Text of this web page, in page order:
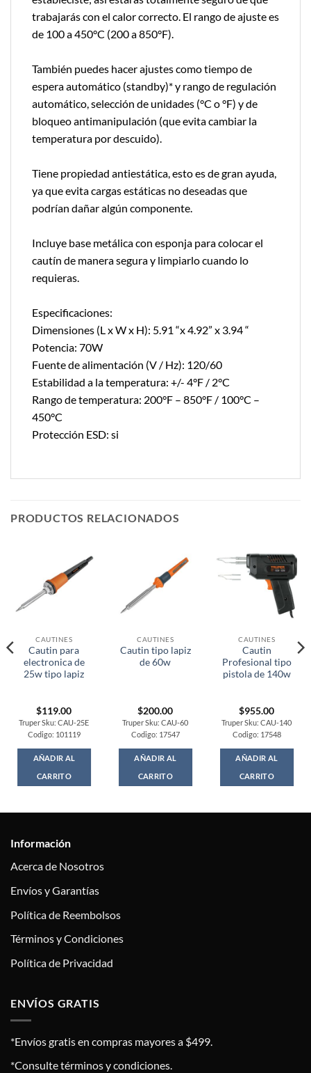
trabajarás con el calor correcto. El rango de ajuste es
de 100 a 450°C (200 a 850°F).
También puedes hacer ajustes como tiempo de
espera automático (standby)* y rango de regulación
automático, selección de unidades (°C o °F) y de
bloqueo antimanipulación (que evita cambiar la
temperatura por descuido).
Tiene propiedad antiestática, esto es de gran ayuda,
ya que evita cargas estáticas no deseadas que
podrían dañar algún componente.
Incluye base metálica con esponja para colocar el
cautín de manera segura y limpiarlo cuando lo
requieras.
Especificaciones:
Dimensiones (L x W x H): 5.91 “x 4.92” x 3.94 “
Potencia: 70W
Fuente de alimentación (V / Hz): 120/60
Estabilidad a la temperatura: +/- 4°F / 2°C
Rango de temperatura: 200°F – 850°F / 100°C –
450°C
Protección ESD: si
PRODUCTOS RELACIONADOS
CAUTINES
Cautin para
electronica de
25w tipo lapiz
$119.00
Truper Sku: CAU-25E
Codigo: 101119
AÑADIR AL
CARRITO
CAUTINES
Cautin tipo lapiz
de 60w
$200.00
Truper Sku: CAU-60
Codigo: 17547
AÑADIR AL
CARRITO
CAUTINES
Cautin
Profesional tipo
pistola de 140w
$955.00
Truper Sku: CAU-140
Codigo: 17548
AÑADIR AL
CARRITO
Información
Acerca de Nosotros
Envíos y Garantías
Política de Reembolsos
Términos y Condiciones
Política de Privacidad
ENVÍOS GRATIS
*Envíos gratis en compras mayores a $499.
*Consulte términos y condiciones.